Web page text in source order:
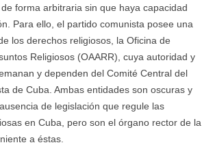
forma arbitraria sin que haya capacidad
Para ello, el partido comunista posee una
los derechos religiosos, la Oficina de
Religiosos (OAARR), cuya autoridad y
y dependen del Comité Central del
de Cuba. Ambas entidades son oscuras y
de legislación que regule las
en Cuba, pero son el órgano rector de la
a éstas.